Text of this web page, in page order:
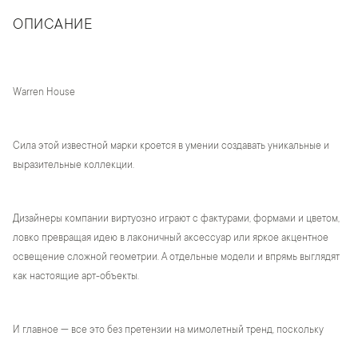
ОПИСАНИЕ
Warren House
Сила этой известной марки кроется в умении создавать уникальные и
выразительные коллекции.
Дизайнеры компании виртуозно играют с фактурами, формами и цветом,
ловко превращая идею в лаконичный аксессуар или яркое акцентное
освещение сложной геометрии. А отдельные модели и впрямь выглядят
как настоящие арт-объекты.
И главное — все это без претензии на мимолетный тренд, поскольку